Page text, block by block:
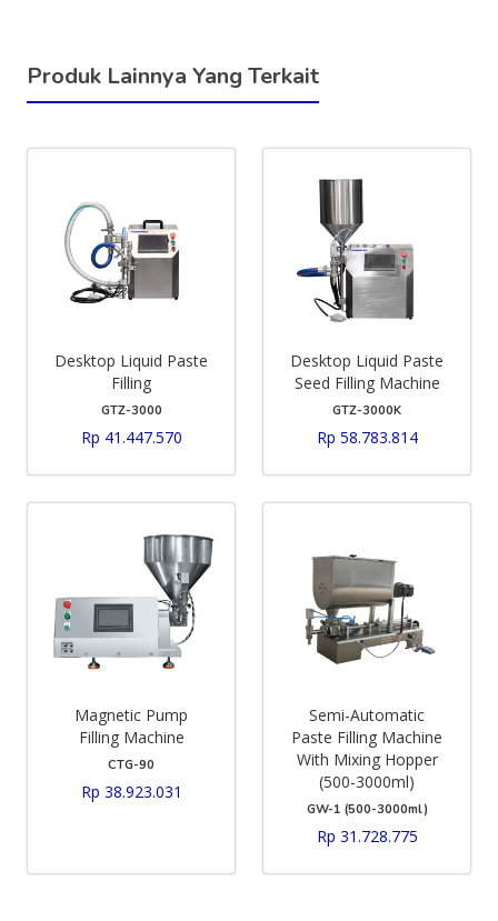
Produk Lainnya Yang Terkait
Desktop Liquid Paste
Filling
GTZ-3000
Rp 41.447.570
Desktop Liquid Paste
Seed Filling Machine
GTZ-3000K
Rp 58.783.814
Magnetic Pump
Filling Machine
CTG-90
Rp 38.923.031
Semi-Automatic
Paste Filling Machine
With Mixing Hopper
(500-3000ml)
GW-1 (500-3000ml)
Rp 31.728.775